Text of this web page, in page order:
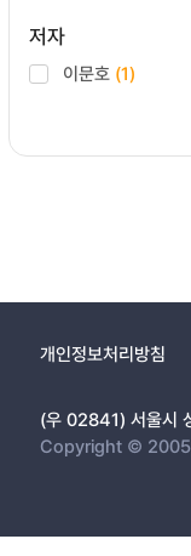
저자
이문호 (1)
개인정보처리방침
(우 02841) 서울시
Copyright ©